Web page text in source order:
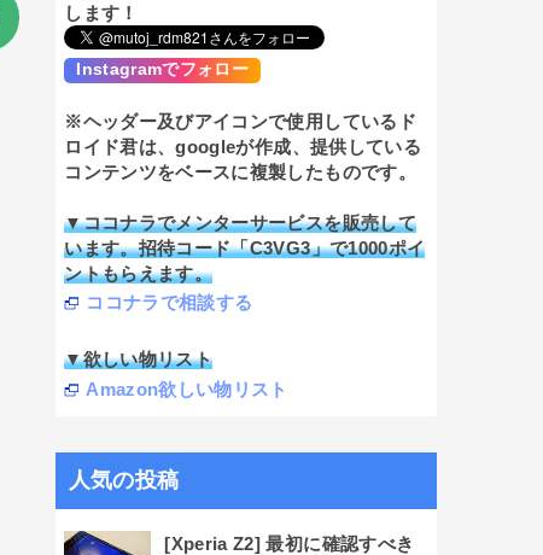
します！
Instagramでフォロー
※ヘッダー及びアイコンで使用しているド
ロイド君は、googleが作成、提供している
コンテンツをベースに複製したものです。
▼ココナラでメンターサービスを販売して
います。招待コード「C3VG3」で1000ポイ
ントもらえます。
ココナラで相談する
▼欲しい物リスト
Amazon欲しい物リスト
人気の投稿
[Xperia Z2] 最初に確認すべき